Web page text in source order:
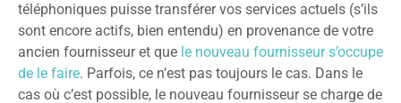
téléphoniques puisse transférer vos services actuels (s’ils
sont encore actifs, bien entendu) en provenance de votre
ancien fournisseur et que le nouveau fournisseur s’occupe
de le faire. Parfois, ce n’est pas toujours le cas. Dans le
cas où c’est possible, le nouveau fournisseur se charge de